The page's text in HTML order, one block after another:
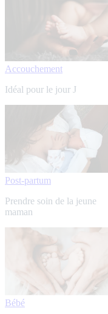
Accouchement
Idéal pour le jour J
Post-partum
Prendre soin de la jeune
maman
Bébé